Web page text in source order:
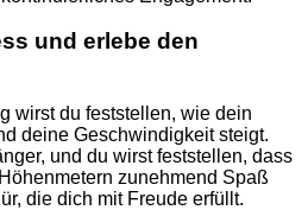
und erlebe den
wirst du feststellen, wie dein
deine Geschwindigkeit steigt.
und du wirst feststellen, dass
zunehmend Spaß
die dich mit Freude erfüllt.